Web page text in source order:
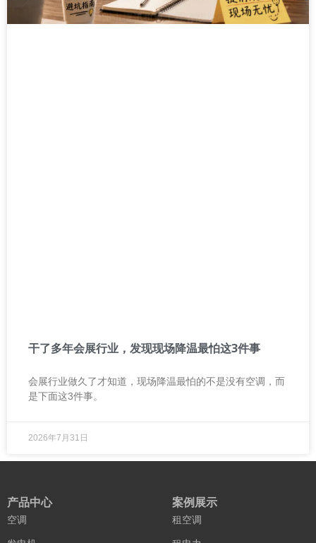
干了多年会展行业，发现现场降温最怕这3件事
会展行业做久了才知道，现场降温最怕的不是没有空调，而
是下面这3件事。
2026年7月31日
产品中心
空调
案例展示
租空调